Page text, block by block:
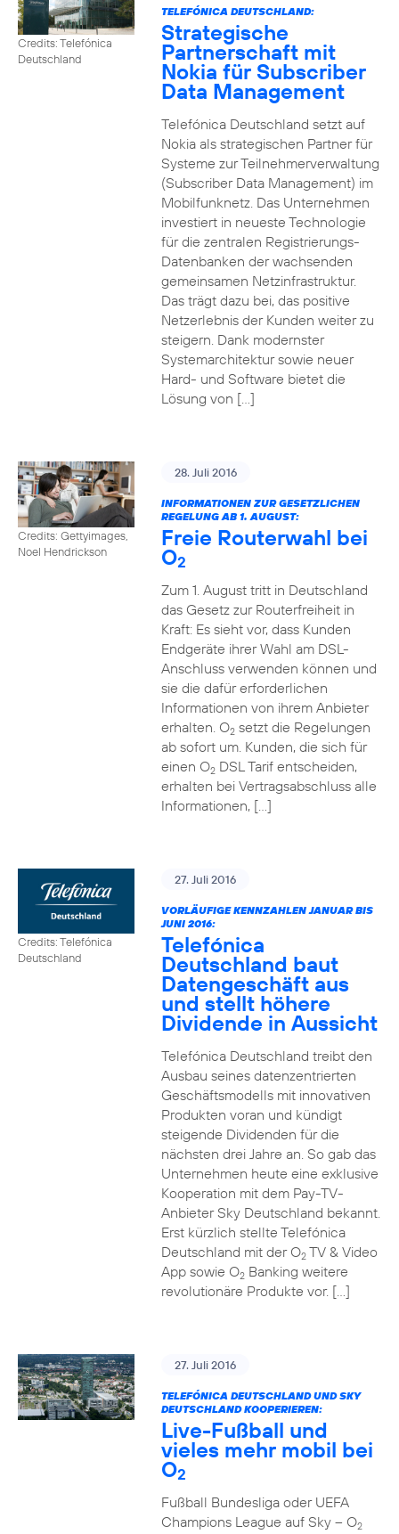
Credits: Telefónica
Deutschland
TELEFÓNICA DEUTSCHLAND:
Strategische
Partnerschaft mit
Nokia für Subscriber
Data Management
Telefónica Deutschland setzt auf
Nokia als strategischen Partner für
Systeme zur Teilnehmerverwaltung
(Subscriber Data Management) im
Mobilfunknetz. Das Unternehmen
investiert in neueste Technologie
für die zentralen Registrierungs-
Datenbanken der wachsenden
gemeinsamen Netzinfrastruktur.
Das trägt dazu bei, das positive
Netzerlebnis der Kunden weiter zu
steigern. Dank modernster
Systemarchitektur sowie neuer
Hard- und Software bietet die
Lösung von […]
Credits: Gettyimages,
Noel Hendrickson
28. Juli 2016
INFORMATIONEN ZUR GESETZLICHEN
REGELUNG AB 1. AUGUST:
Freie Routerwahl bei
O2
Zum 1. August tritt in Deutschland
das Gesetz zur Routerfreiheit in
Kraft: Es sieht vor, dass Kunden
Endgeräte ihrer Wahl am DSL-
Anschluss verwenden können und
sie die dafür erforderlichen
Informationen von ihrem Anbieter
erhalten. O2setzt die Regelungen
ab sofort um. Kunden, die sich für
einen O2DSL Tarif entscheiden,
erhalten bei Vertragsabschluss alle
Informationen, […]
Credits: Telefónica
Deutschland
27. Juli 2016
VORLÄUFIGE KENNZAHLEN JANUAR BIS
JUNI 2016:
Telefónica
Deutschland baut
Datengeschäft aus
und stellt höhere
Dividende in Aussicht
Telefónica Deutschland treibt den
Ausbau seines datenzentrierten
Geschäftsmodells mit innovativen
Produkten voran und kündigt
steigende Dividenden für die
nächsten drei Jahre an. So gab das
Unternehmen heute eine exklusive
Kooperation mit dem Pay-TV-
Anbieter Sky Deutschland bekannt.
Erst kürzlich stellte Telefónica
Deutschland mit der O2TV & Video
App sowie O2Banking weitere
revolutionäre Produkte vor. […]
27. Juli 2016
TELEFÓNICA DEUTSCHLAND UND SKY
DEUTSCHLAND KOOPERIEREN:
Live-Fußball und
vieles mehr mobil bei
O2
Fußball Bundesliga oder UEFA
Champions League auf Sky – O2